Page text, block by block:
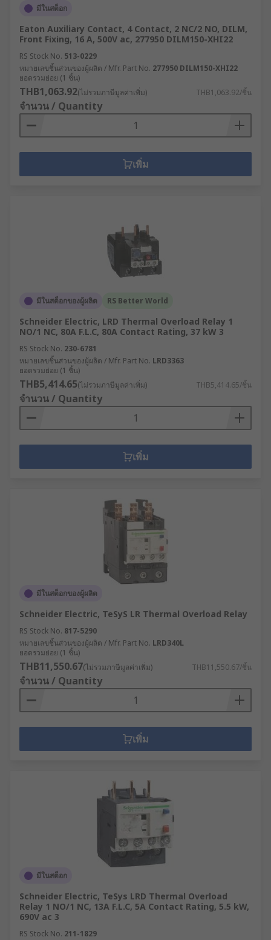
มีในสต็อก
Eaton Auxiliary Contact, 4 Contact, 2 NC/2 NO, DILM,
Front Fixing, 16 A, 500V ac, 277950 DILM150-XHI22
RS Stock No. 513-0229
หมายเลขชิ้นส่วนของผู้ผลิต / Mfr. Part No. 277950 DILM150-XHI22
ยอดรวมย่อย (1 ชิ้น)
THB1,063.92(ไม่รวมภาษีมูลค่าเพิ่ม) THB1,063.92/ชิ้น
จำนวน / Quantity
เพิ่ม
มีในสต็อกของผู้ผลิต RS Better World
Schneider Electric, LRD Thermal Overload Relay 1
NO/1 NC, 80A F.L.C, 80A Contact Rating, 37 kW 3
RS Stock No. 230-6781
หมายเลขชิ้นส่วนของผู้ผลิต / Mfr. Part No. LRD3363
ยอดรวมย่อย (1 ชิ้น)
THB5,414.65(ไม่รวมภาษีมูลค่าเพิ่ม) THB5,414.65/ชิ้น
จำนวน / Quantity
เพิ่ม
มีในสต็อกของผู้ผลิต
Schneider Electric, TeSyS LR Thermal Overload Relay
RS Stock No. 817-5290
หมายเลขชิ้นส่วนของผู้ผลิต / Mfr. Part No. LRD340L
ยอดรวมย่อย (1 ชิ้น)
THB11,550.67(ไม่รวมภาษีมูลค่าเพิ่ม) THB11,550.67/ชิ้น
จำนวน / Quantity
เพิ่ม
มีในสต็อก
Schneider Electric, TeSys LRD Thermal Overload
Relay 1 NO/1 NC, 13A F.L.C, 5A Contact Rating, 5.5 kW,
690V ac 3
RS Stock No. 211-1829